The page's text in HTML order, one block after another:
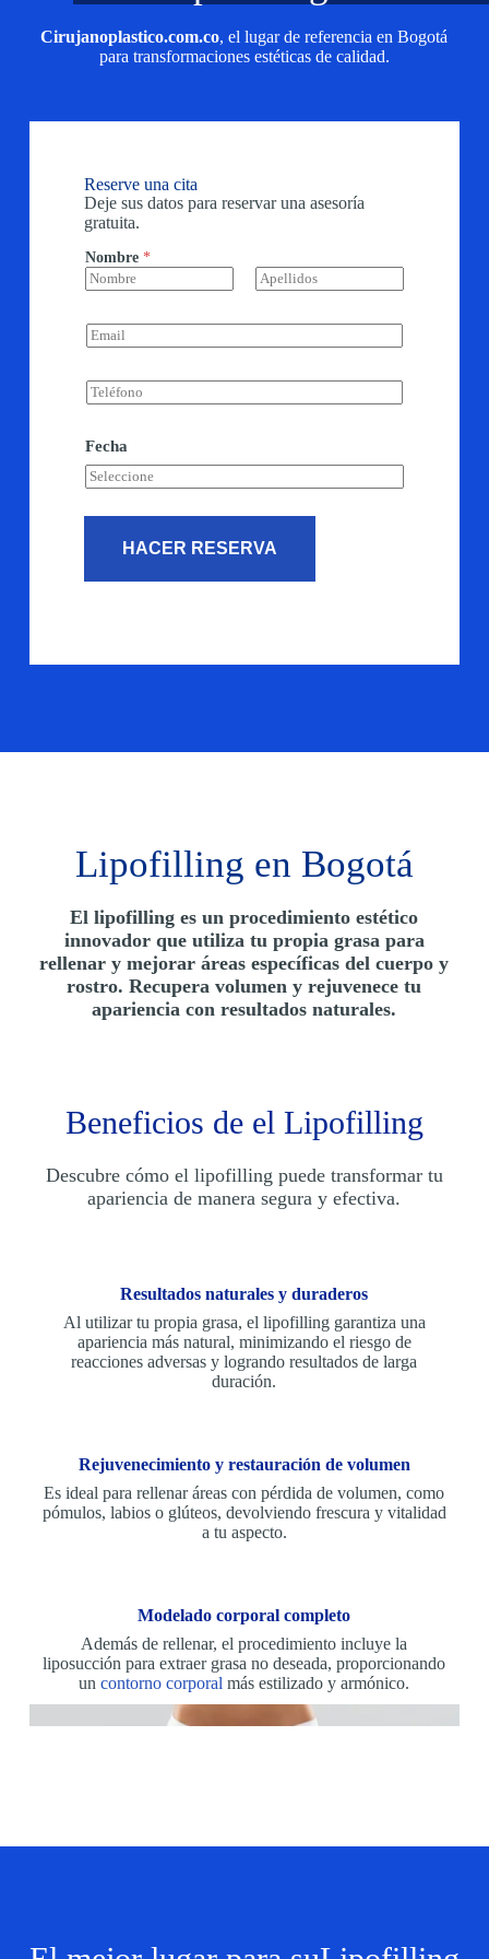
Cirujanoplastico.com.co, el lugar de referencia en Bogotá
para transformaciones estéticas de calidad.
Reserve una cita
Deje sus datos para reservar una asesoría
gratuita.
Nombre *
E
m
i
l
T
e
é
f
o
o
Fecha
HACER RESERVA
Lipofilling en Bogotá
El lipofilling es un procedimiento estético
innovador que utiliza tu propia grasa para
rellenar y mejorar áreas específicas del cuerpo y
rostro. Recupera volumen y rejuvenece tu
apariencia con resultados naturales.
Beneficios de el Lipofilling
Descubre cómo el lipofilling puede transformar tu
apariencia de manera segura y efectiva.
Resultados naturales y duraderos
Al utilizar tu propia grasa, el lipofilling garantiza una
apariencia más natural, minimizando el riesgo de
reacciones adversas y logrando resultados de larga
duración.
Rejuvenecimiento y restauración de volumen
Es ideal para rellenar áreas con pérdida de volumen, como
pómulos, labios o glúteos, devolviendo frescura y vitalidad
a tu aspecto.
Modelado corporal completo
Además de rellenar, el procedimiento incluye la
liposucción para extraer grasa no deseada, proporcionando
uncontorno corporal más estilizado y armónico.